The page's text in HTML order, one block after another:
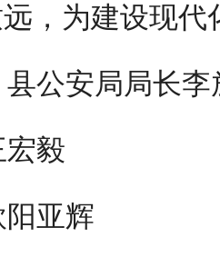
，为建设现代
公安局局长李
宏毅
亚辉